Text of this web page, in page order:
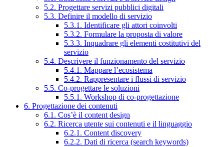
5.2. Progettare servizi pubblici digitali
5.3. Definire il modello di servizio
5.3.1. Identificare gli attori coinvolti
5.3.2. Formulare la proposta di valore
5.3.3. Inquadrare gli elementi costitutivi del
servizio
5.4. Descrivere il funzionamento del servizio
5.4.1. Mappare l’ecosistema
5.4.2. Rappresentare i flussi di servizio
5.5. Co-progettare le soluzioni
5.5.1. Workshop di co-progettazione
6. Progettazione dei contenuti
6.1. Cos’è il content design
6.2. Ricerca utente sui contenuti e il linguaggio
6.2.1. Content discovery
6.2.2. Dati di ricerca (search keywords)